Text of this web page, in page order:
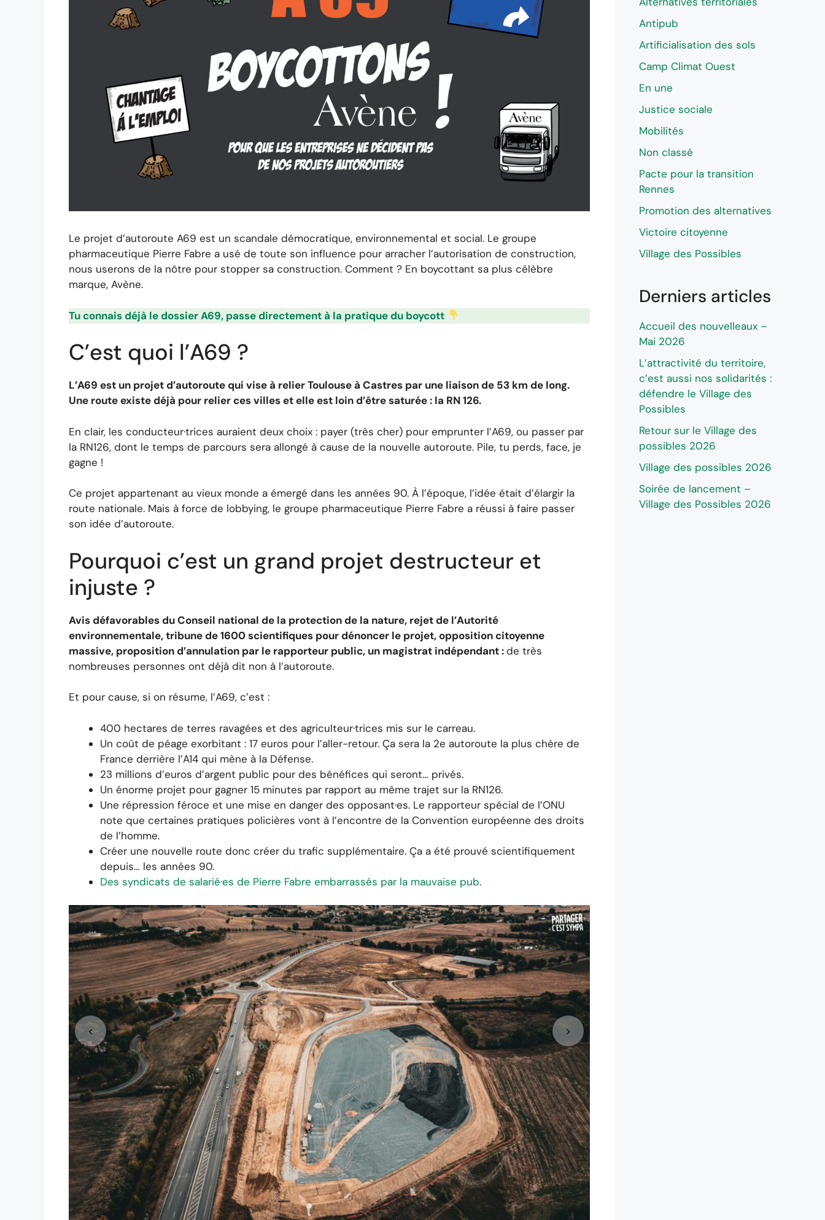
Le projet d’autoroute A69 est un scandale démocratique, environnemental et social. Le groupe
pharmaceutique Pierre Fabre a usé de toute son influence pour arracher l’autorisation de construction,
nous userons de la nôtre pour stopper sa construction. Comment ? En boycottant sa plus célèbre
marque, Avène.
Tu connais déjà le dossier A69, passe directement à la pratique du boycott
C’est quoi l’A69 ?
L’A69 est un projet d’autoroute qui vise à relier Toulouse à Castres par une liaison de 53 km de long.
Une route existe déjà pour relier ces villes et elle est loin d’être saturée : la RN 126.
En clair, les conducteur·trices auraient deux choix : payer (très cher) pour emprunter l’A69, ou passer par
la RN126, dont le temps de parcours sera allongé à cause de la nouvelle autoroute. Pile, tu perds, face, je
gagne !
Ce projet appartenant au vieux monde a émergé dans les années 90. À l’époque, l’idée était d’élargir la
route nationale. Mais à force de lobbying, le groupe pharmaceutique Pierre Fabre a réussi à faire passer
son idée d’autoroute.
Pourquoi c’est un grand projet destructeur et
injuste ?
Avis défavorables du Conseil national de la protection de la nature, rejet de l’Autorité
environnementale, tribune de 1600 scientifiques pour dénoncer le projet, opposition citoyenne
massive, proposition d’annulation par le rapporteur public, un magistrat indépendant :de très
nombreuses personnes ont déjà dit non à l’autoroute.
Et pour cause, si on résume, l’A69, c’est :
400 hectares de terres ravagées et des agriculteur·trices mis sur le carreau.
Un coût de péage exorbitant : 17 euros pour l’aller-retour. Ça sera la 2e autoroute la plus chère de
France derrière l’A14 qui mène à la Défense.
23 millions d’euros d’argent public pour des bénéfices qui seront… privés.
Un énorme projet pour gagner 15 minutes par rapport au même trajet sur la RN126.
Une répression féroce et une mise en danger des opposant·es. Le rapporteur spécial de l’ONU
note que certaines pratiques policières vont à l’encontre de la Convention européenne des droits
de l’homme.
Créer une nouvelle route donc créer du trafic supplémentaire. Ça a été prouvé scientifiquement
depuis… les années 90.
Des syndicats de salarié·es de Pierre Fabre embarrassés par la mauvaise pub.
Et le rôle d’Avène là-dedans ?
Sans le groupe Pierre Fabre qui possède la marque Avène, il n’y aurait peut-être jamais eu d’A69. Il ne
Antipub
Artificialisation des sols
Camp Climat Ouest
En une
Justice sociale
Mobilités
Non classé
Pacte pour la transition
Rennes
Promotion des alternatives
Victoire citoyenne
Village des Possibles
Derniers articles
Accueil des nouvelleaux –
Mai 2026
L’attractivité du territoire,
c’est aussi nos solidarités :
défendre le Village des
Possibles
Retour sur le Village des
possibles 2026
Village des possibles 2026
Soirée de lancement –
Village des Possibles 2026